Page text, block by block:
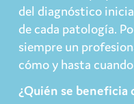
del diagnóstico
de cada patología.
siempre un
cómo y hasta
¿Quién se